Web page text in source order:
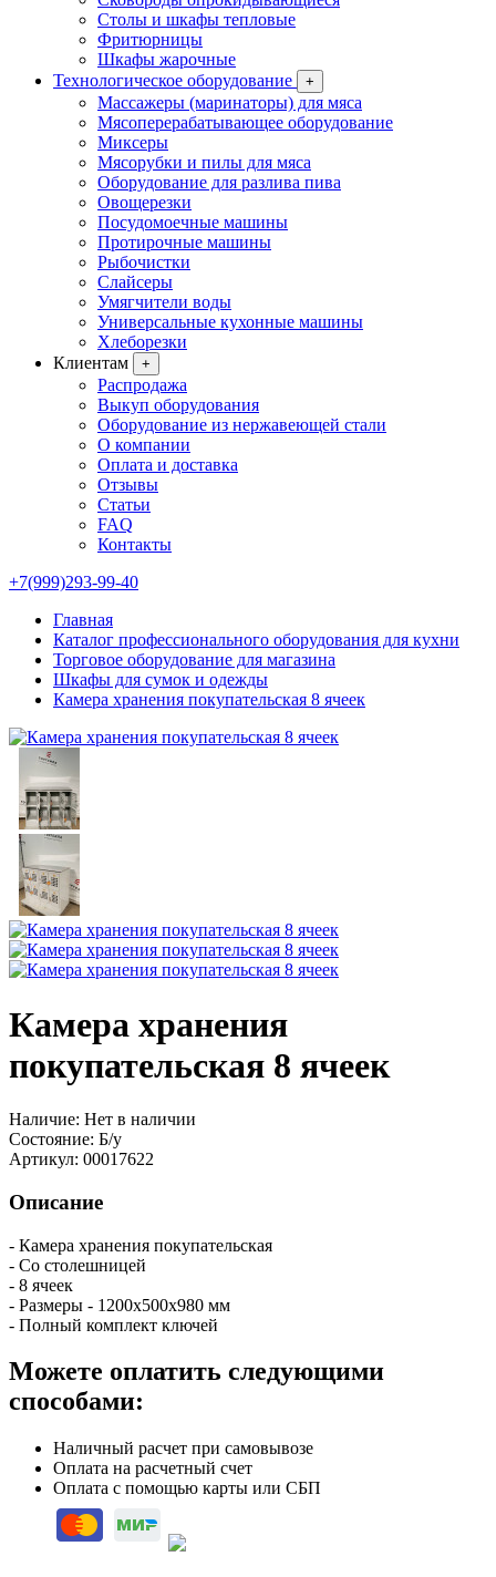
Столы и шкафы тепловые
Фритюрницы
Шкафы жарочные
Технологическое оборудование
+
Массажеры (маринаторы) для мяса
Мясоперерабатывающее оборудование
Миксеры
Мясорубки и пилы для мяса
Оборудование для разлива пива
Овощерезки
Посудомоечные машины
Протирочные машины
Рыбочистки
Слайсеры
Умягчители воды
Универсальные кухонные машины
Хлеборезки
Клиентам
+
Распродажа
Выкуп оборудования
Оборудование из нержавеющей стали
О компании
Оплата и доставка
Отзывы
Статьи
FAQ
Контакты
+7(999)293-99-40
Главная
Каталог профессионального оборудования для кухни
Торговое оборудование для магазина
Шкафы для сумок и одежды
Камера хранения покупательская 8 ячеек
Камера хранения
покупательская 8 ячеек
Наличие: Нет в наличии
Состояние: Б/у
Артикул: 00017622
Описание
- Камера хранения покупательская
- Со столешницей
- 8 ячеек
- Размеры - 1200х500х980 мм
- Полный комплект ключей
Можете оплатить следующими
способами:
Наличный расчет при самовывозе
Оплата на расчетный счет
Оплата с помощью карты или СБП